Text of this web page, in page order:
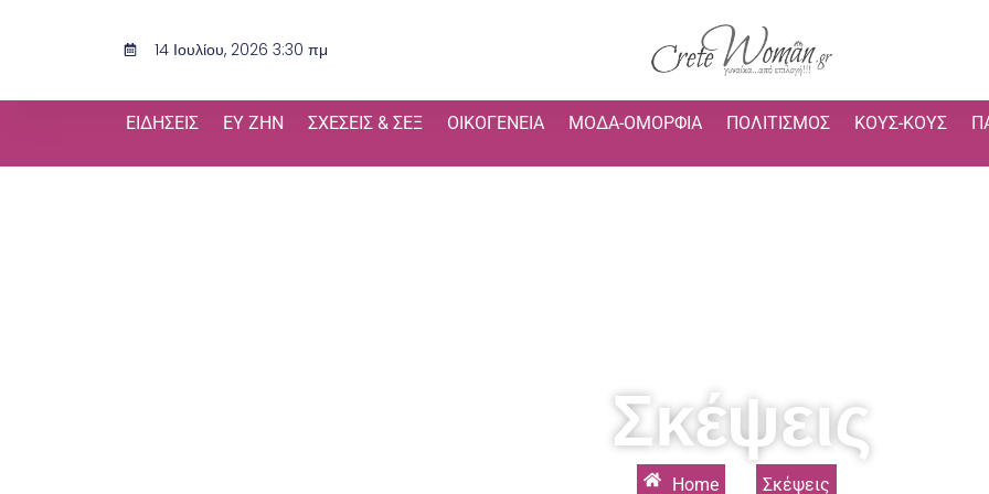
14 Ιουλίου, 2026 3:30 πμ
ΕΙΔΉΣΕΙΣ ΕΥ ΖΗΝ ΣΧΈΣΕΙΣ & ΣΕΞ ΟΙΚΟΓΈΝΕΙΑ ΜΌΔΑ-ΟΜΟΡΦΙΆ ΠΟΛΙΤΙΣΜΌΣ ΚΟΥΣ-ΚΟΥΣ
Σκέψεις
Home Σκέψεις